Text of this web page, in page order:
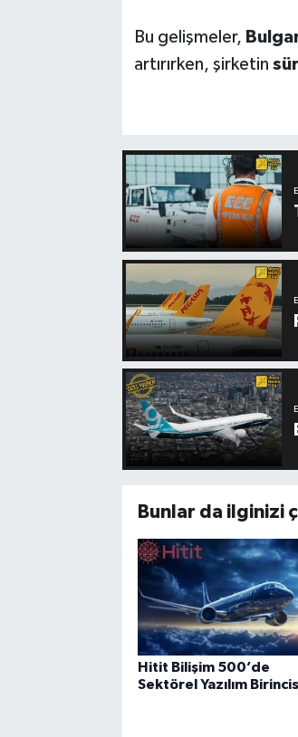
Bu gelişmeler,
artırırken, şirketin
Bunlar da ilginizi
Hitit Bilişim 500’de
Sektörel Yazılım